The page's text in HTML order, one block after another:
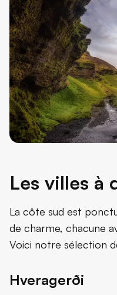
Les villes à
La côte sud est
de charme, chacune
Voici notre sélection
Hveragerði